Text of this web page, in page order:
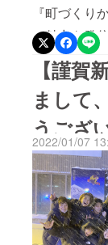
届け│The
元アドレス
retreat-
明点や届い
ざいました
info@the-
place.com
070－8444
絡いただけ
最後に重ね
が、この度
『町づくり
の魅力を発
ゲストハウ
せたい！』
が終了しま
ターン発送
ども進めて
しており報
かってしま
は、クラウ
グご支援結
【謹賀
まして
うござ
2022/01/07